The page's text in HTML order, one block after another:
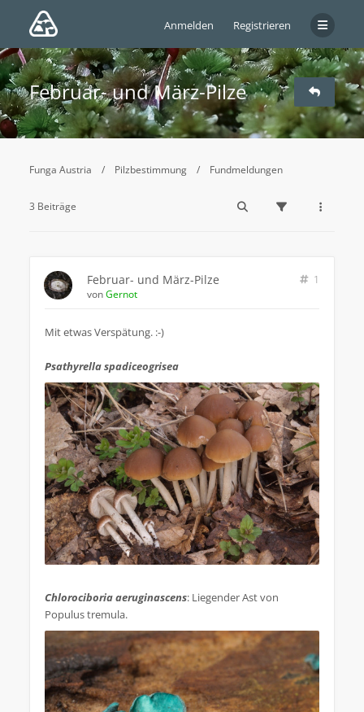
Anmelden Registrieren
Februar- und März-Pilze
Funga Austria Pilzbestimmung Fundmeldungen
3 Beiträge
Februar- und März-Pilze
1
vonGernot
Mit etwas Verspätung. :-)
Psathyrella spadiceogrisea
Chlorociboria aeruginascens: Liegender Ast von
Populus tremula.